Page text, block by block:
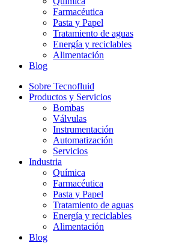
Farmacéutica
Pasta y Papel
Tratamiento de aguas
Energía y reciclables
Alimentación
Blog
Sobre Tecnofluid
Productos y Servicios
Bombas
Válvulas
Instrumentación
Automatización
Servicios
Industria
Química
Farmacéutica
Pasta y Papel
Tratamiento de aguas
Energía y reciclables
Alimentación
Blog